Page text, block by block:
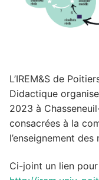
L’IREM&S de
Didactique
2023 à
consacrées à la
l’enseignement
Ci-joint un lien